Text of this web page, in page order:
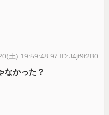
土) 19:59:48.97 ID:J4jt9t2B0
なかった？